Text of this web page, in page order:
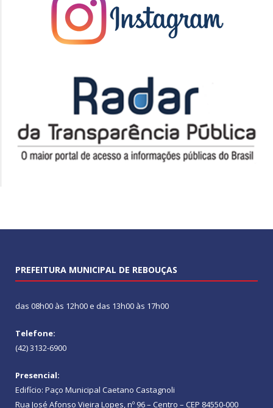
PREFEITURA MUNICIPAL DE REBOUÇAS
das 08h00 às 12h00 e das 13h00 às 17h00
Telefone:
(42) 3132-6900
Presencial:
Edifício: Paço Municipal Caetano Castagnoli
Rua José Afonso Vieira Lopes, nº 96 – Centro – CEP 84550-000